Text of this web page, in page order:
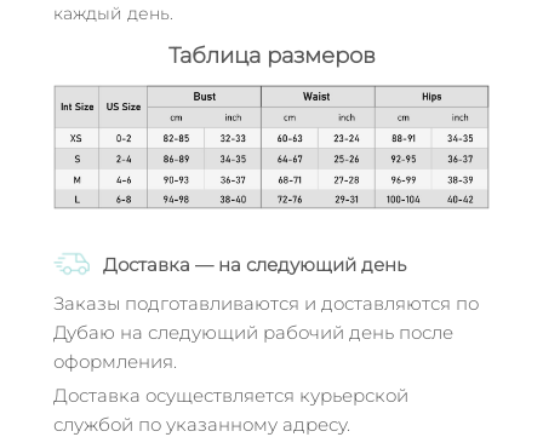
каждый день.
Таблица размеров
Доставка — на следующий день
Заказы подготавливаются и доставляются по
Дубаю на следующий рабочий день после
оформления.
Доставка осуществляется курьерской
службой по указанному адресу.